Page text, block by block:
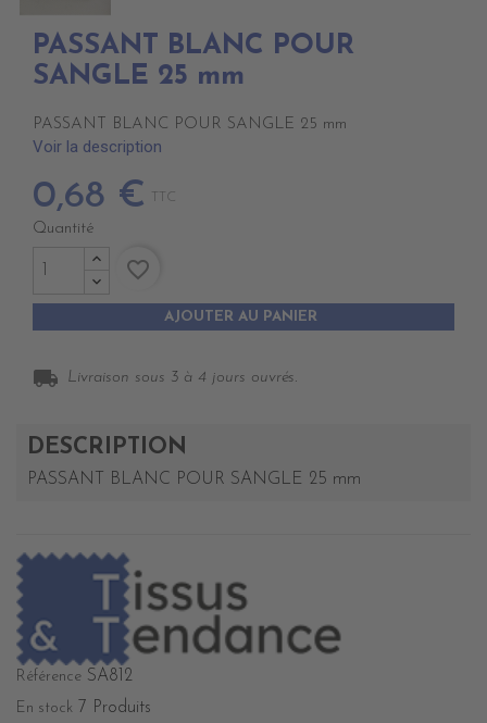
PASSANT BLANC POUR
SANGLE 25 mm
PASSANT BLANC POUR SANGLE 25 mm
Voir la description
0,68 € TTC
Quantité
AJOUTER AU PANIER
favorite_border
local_shipping Livraison sous 3 à 4 jours ouvrés.
DESCRIPTION
PASSANT BLANC POUR SANGLE 25 mm
Référence SA812
En stock 7 Produits